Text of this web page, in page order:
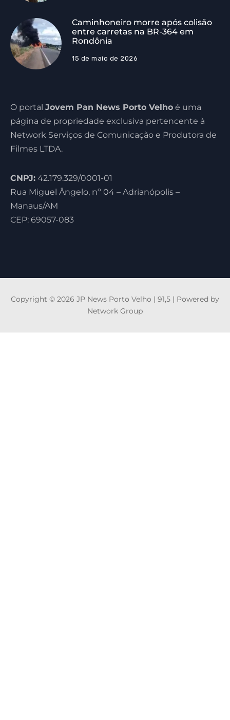
Caminhoneiro morre após colisão
entre carretas na BR-364 em
Rondônia
15 de maio de 2026
O portal Jovem Pan News Porto Velho é uma
página de propriedade exclusiva pertencente à
Network Serviços de Comunicação e Produtora de
Filmes LTDA.
CNPJ: 42.179.329/0001-01
Rua Miguel Ângelo, nº 04 – Adrianópolis –
Manaus/AM
CEP: 69057-083
Copyright © 2026 JP News Porto Velho | 91,5 | Powered by
Network Group